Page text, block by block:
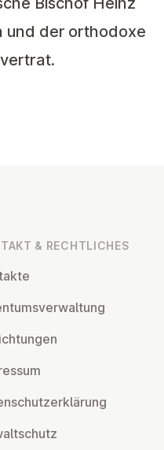
und der orthodoxe
& RECHT­LI­CHES